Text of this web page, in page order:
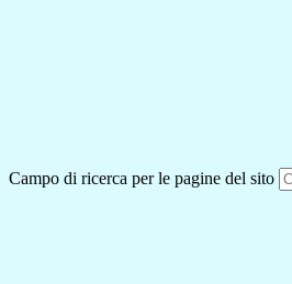
Campo di ricerca per le pagine del sito